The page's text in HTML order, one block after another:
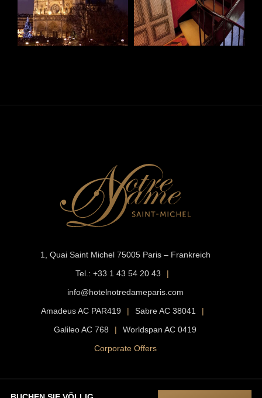
1, Quai Saint Michel 75005 Paris – Frankreich
Tel.: +33 1 43 54 20 43
|
info@hotelnotredameparis.com
Amadeus AC PAR419
| Sabre AC 38041
|
Galileo AC 768
|
Worldspan AC 0419
Corporate Offers